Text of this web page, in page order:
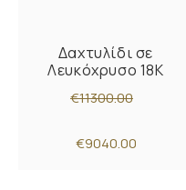
Δαχτυλίδι σε
Λευκόχρυσο 18K
€11300.00
€9040.00